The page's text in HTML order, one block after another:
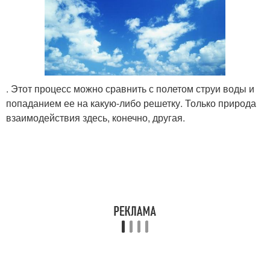
. Этот процесс можно сравнить с полетом струи воды и
попаданием ее на какую-либо решетку. Только природа
взаимодействия здесь, конечно, другая.